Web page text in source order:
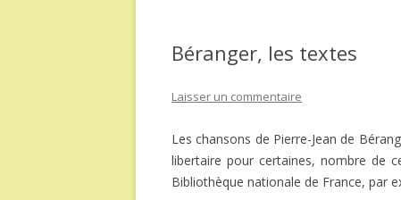
Béranger, les textes
Laisser un commentaire
Les chansons de Pierre-Jean de
libertaire pour certaines, nombre de
Bibliothèque nationale de France, par